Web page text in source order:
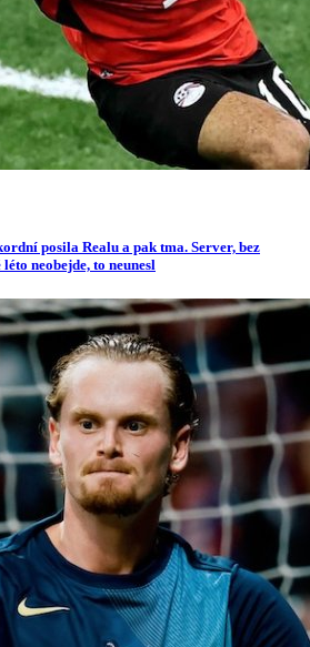
posila Realu a pak tma. Server, bez
neobejde, to neunesl